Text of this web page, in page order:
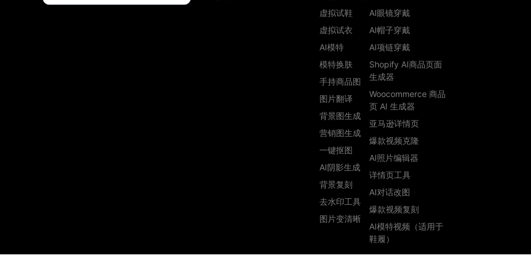
虚拟试鞋
虚拟试衣
AI模特
模特换肤
手持商品图
图片翻译
背景图生成
营销图生成
一键抠图
AI阴影生成
背景复刻
去水印工具
图片变清晰
AI眼镜穿戴
AI帽子穿戴
AI项链穿戴
Shopify AI商品页面
生成器
Woocommerce 商品
页 AI 生成器
亚马逊详情页
爆款视频克隆
AI照片编辑器
详情页工具
AI对话改图
爆款视频复刻
AI模特视频（适用于
鞋履）